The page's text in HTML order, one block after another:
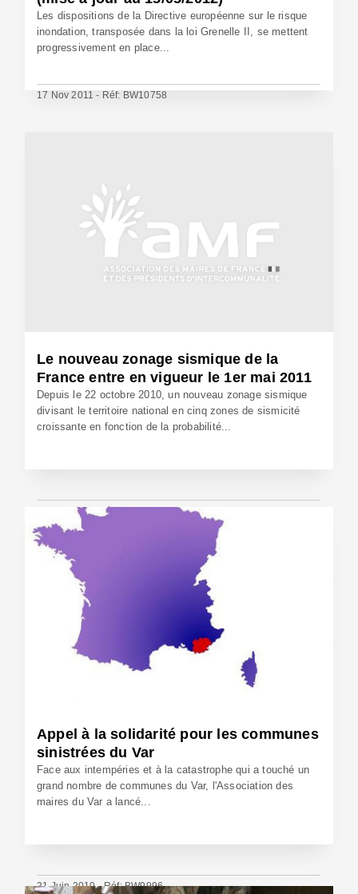
Les dispositions de la Directive européenne sur le risque
inondation, transposée dans la loi Grenelle II, se mettent
progressivement en place...
17 Nov 2011 - Réf: BW10758
Le nouveau zonage sismique de la
France entre en vigueur le 1er mai 2011
Depuis le 22 octobre 2010, un nouveau zonage sismique
divisant le territoire national en cinq zones de sismicité
croissante en fonction de la probabilité...
27 Avr 2011 - Réf: BW10372
Appel à la solidarité pour les communes
sinistrées du Var
Face aux intempéries et à la catastrophe qui a touché un
grand nombre de communes du Var, l'Association des
maires du Var a lancé...
21 Juin 2010 - Réf: BW9996